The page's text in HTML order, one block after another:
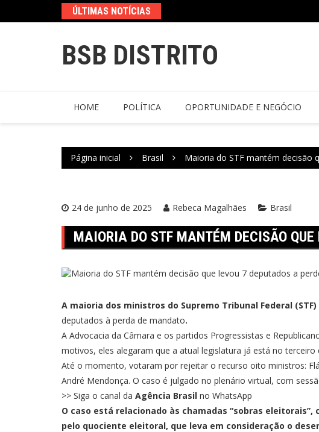
ÚLTIMAS NOTÍCIAS
BSB DISTRITO
HOME POLÍTICA OPORTUNIDADE E NEGÓCIO
Página inicial Brasil Maioria do STF mantém decisão
24 de junho de 2025 Rebeca Magalhães Brasil
MAIORIA DO STF MANTÉM DECISÃO
A maioria dos ministros do Supremo Tribunal Federal
deputados à perda de mandato.
A Advocacia da Câmara e os partidos Progressistas e
motivos, eles alegaram que a atual legislatura já está no terceiro
Até o momento, votaram por rejeitar o recurso oito ministros:
André Mendonça. O caso é julgado no plenário virtual, com
>> Siga o canal da Agência Brasil no WhatsApp
O caso está relacionado às chamadas “sobras
pelo quociente eleitoral, que leva em consideração o